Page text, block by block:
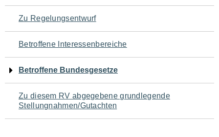
für
den
Seiteninhalt
Zu Regelungsentwurf
Betroffene Interessenbereiche
Betroffene Bundesgesetze
Zu diesem RV abgegebene grundlegende
Stellungnahmen/Gutachten